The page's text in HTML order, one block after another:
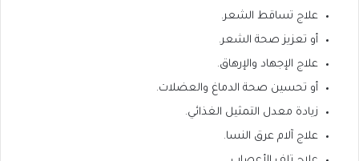
علاج تساقط الشعر.
أو تعزيز صحة الشعر.
علاج الإجهاد والإرهاق.
أو تحسين صحة الدماغ والعضلات.
زيادة معدل التمثيل الغذائي.
علاج آلام عرق النسا.